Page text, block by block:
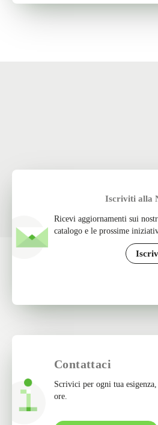
Iscriviti alla
Ricevi aggiornamenti sui
catalogo e le prossime
Contattaci
Scrivici per ogni tua
ore.